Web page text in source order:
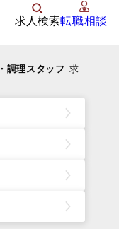
求人検索転職相談
調理スタッフ 求